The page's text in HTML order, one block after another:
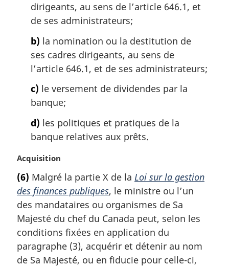
dirigeants, au sens de l’article 646.1, et
de ses administrateurs;
b) la nomination ou la destitution de
ses cadres dirigeants, au sens de
l’article 646.1, et de ses administrateurs;
c) le versement de dividendes par la
banque;
d) les politiques et pratiques de la
banque relatives aux prêts.
N
t
e
m
a
g
i
n
Acquisition
(6) Malgré la partie X de la Loi sur la gestion
des finances publiques, le ministre ou l’un
des mandataires ou organismes de Sa
Majesté du chef du Canada peut, selon les
conditions fixées en application du
paragraphe (3), acquérir et détenir au nom
de Sa Majesté, ou en fiducie pour celle-ci,